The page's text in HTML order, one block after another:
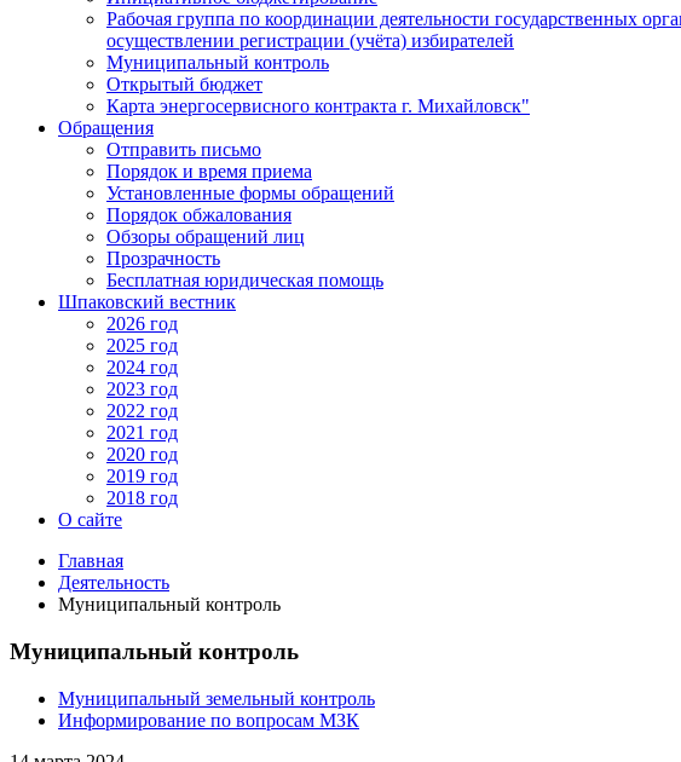
Рабочая группа по координации деятельности государственных
осуществлении регистрации (учёта) избирателей
Муниципальный контроль
Открытый бюджет
Карта энергосервисного контракта г. Михайловск"
Обращения
Отправить письмо
Порядок и время приема
Установленные формы обращений
Порядок обжалования
Обзоры обращений лиц
Прозрачность
Бесплатная юридическая помощь
Шпаковский вестник
2026 год
2025 год
2024 год
2023 год
2022 год
2021 год
2020 год
2019 год
2018 год
О сайте
Главная
Деятельность
Муниципальный контроль
Муниципальный контроль
Муниципальный земельный контроль
Информирование по вопросам МЗК